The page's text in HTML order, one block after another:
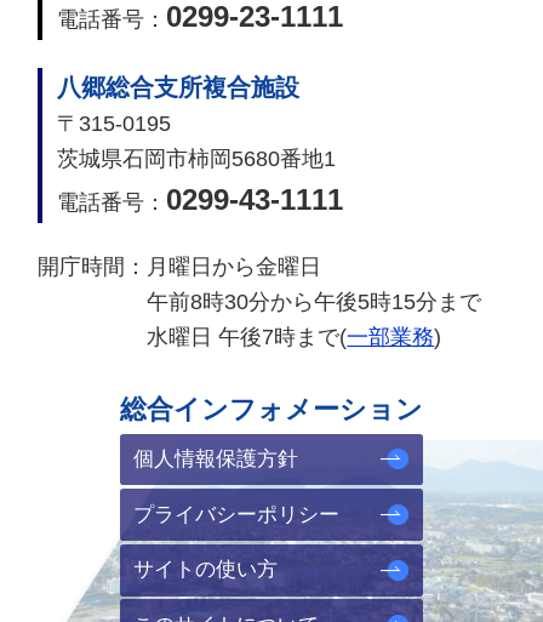
電話番号： 0299-23-1111
八郷総合支所複合施設
〒315-0195
茨城県石岡市柿岡5680番地1
電話番号： 0299-43-1111
開庁時間： 月曜日から金曜日
午前8時30分から午後5時15分まで
水曜日 午後7時まで(一部業務)
総合インフォメーション
個人情報保護方針
プライバシーポリシー
サイトの使い方